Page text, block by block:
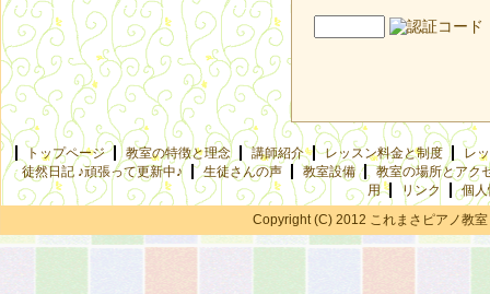
トップページ 教室の特徴と理念 講師紹介 レッスン料金と制度
レ
徒然日記 ♪頑張って更新中♪
生徒さんの声 教室設備
教室の場所とアク
用
リンク
個
Copyright (C) 2012 これまさピアノ教